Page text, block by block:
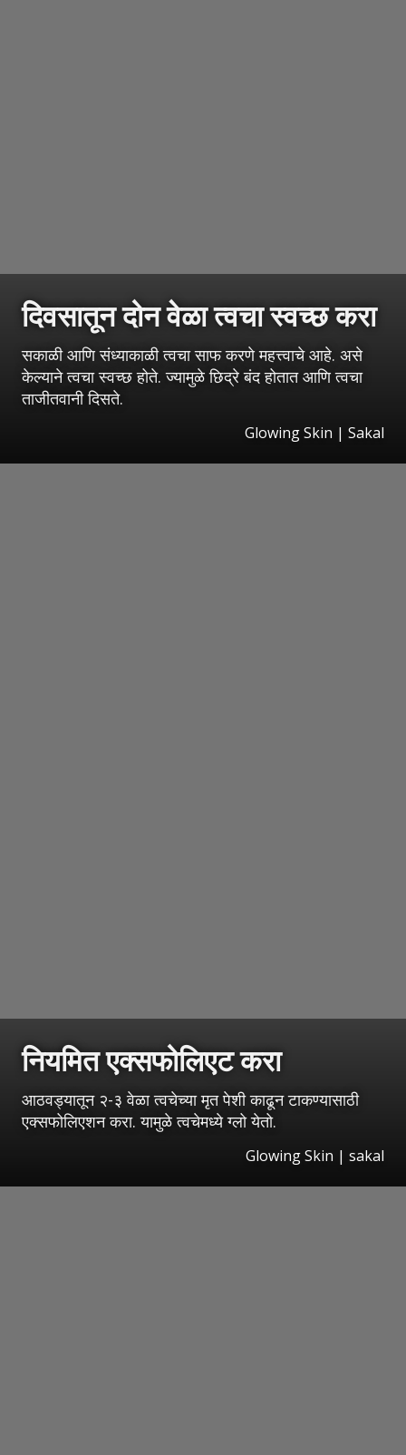
दिवसातून दोन वेळा त्वचा स्वच्छ करा
सकाळी आणि संध्याकाळी त्वचा साफ करणे महत्त्वाचे आहे. असे
केल्याने त्वचा स्वच्छ होते. ज्यामुळे छिद्रे बंद होतात आणि त्वचा
ताजीतवानी दिसते.
Glowing Skin | Sakal
नियमित एक्सफोलिएट करा
आठवड्यातून २-३ वेळा त्वचेच्या मृत पेशी काढून टाकण्यासाठी
एक्सफोलिएशन करा. यामुळे त्वचेमध्ये ग्लो येतो.
Glowing Skin | sakal